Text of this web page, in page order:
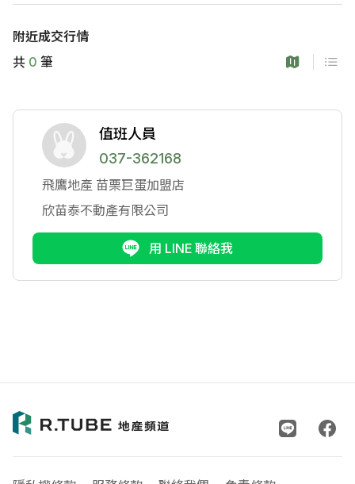
附近成交行情
共 0 筆
值班人員
037-362168
飛鷹地產 苗栗巨蛋加盟店
欣苗泰不動產有限公司
用 LINE 聯絡我